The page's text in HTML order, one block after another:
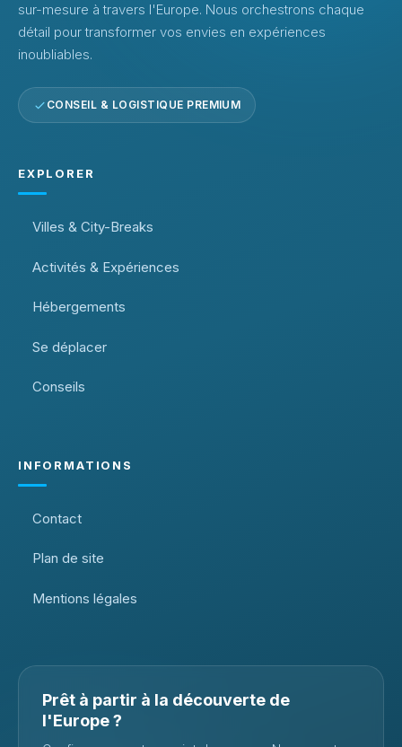
sur-mesure à travers l'Europe. Nous orchestrons chaque
détail pour transformer vos envies en expériences
inoubliables.
CONSEIL & LOGISTIQUE PREMIUM
EXPLORER
Villes & City-Breaks
Activités & Expériences
Hébergements
Se déplacer
Conseils
INFORMATIONS
Contact
Plan de site
Mentions légales
Prêt à partir à la découverte de
l'Europe ?